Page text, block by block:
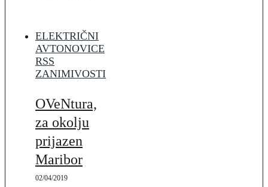
ELEKTRIČNI
AVTONOVICE
RSS
ZANIMIVOSTI
OVeNtura,
za okolju
prijazen
Maribor
02/04/2019